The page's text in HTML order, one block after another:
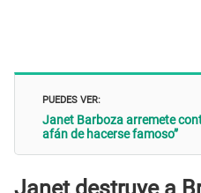
PUEDES VER:
Janet Barboza arremete
afán de hacerse famoso”
Janet destruye a